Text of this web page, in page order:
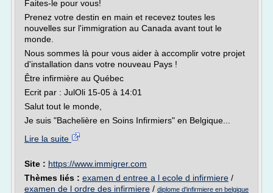
Faites-le pour vous!
Prenez votre destin en main et recevez toutes les
nouvelles sur l'immigration au Canada avant tout le
monde.
Nous sommes là pour vous aider à accomplir votre projet
d'installation dans votre nouveau Pays !
Être infirmière au Québec
Ecrit par : JulOli 15-05 à 14:01
Salut tout le monde,
Je suis "Bachelière en Soins Infirmiers" en Belgique...
Lire la suite
Site : https://www.immigrer.com
Thèmes liés : examen d entree a l ecole d infirmiere /
examen de l ordre des infirmiere / diplome d'infirmiere en belgique